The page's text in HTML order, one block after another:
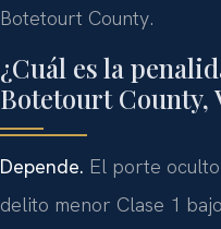
Botetourt County.
¿Cuál es la
Botetourt County,
Depende. El porte
delito menor Clase 1